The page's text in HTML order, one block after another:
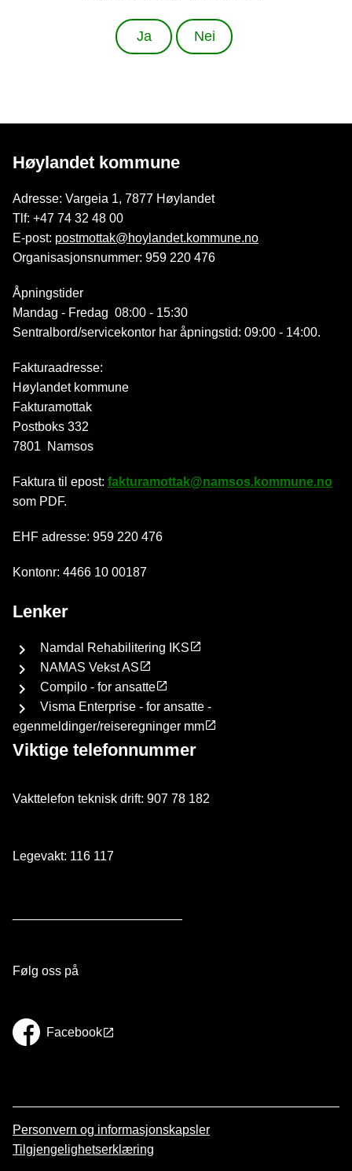
Ja Nei
Høylandet kommune
Adresse: Vargeia 1, 7877 Høylandet
Tlf: +47 74 32 48 00
E-post: postmottak@hoylandet.kommune.no
Organisasjonsnummer: 959 220 476
Åpningstider
Mandag - Fredag 08:00 - 15:30
Sentralbord/servicekontor har åpningstid: 09:00 - 14:00.
Fakturaadresse:
Høylandet kommune
Fakturamottak
Postboks 332
7801 Namsos
Faktura til epost: fakturamottak@namsos.kommune.no
som PDF.
EHF adresse: 959 220 476
Kontonr: 4466 10 00187
Lenker
Namdal Rehabilitering IKS
NAMAS Vekst AS
Compilo - for ansatte
Visma Enterprise - for ansatte -
egenmeldinger/reiseregninger mm
Viktige telefonnummer
Vakttelefon teknisk drift: 907 78 182
Legevakt: 116 117
Følg oss på
Facebook
Personvern og informasjonskapsler
Tilgjengelighetserklæring